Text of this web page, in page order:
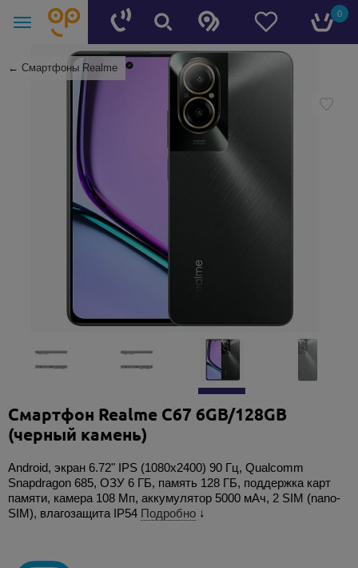
0
← Смартфоны Realme
Смартфон Realme C67 6GB/128GB
(черный камень)
Android, экран 6.72" IPS (1080x2400) 90 Гц, Qualcomm
Snapdragon 685, ОЗУ 6 ГБ, память 128 ГБ, поддержка карт
памяти, камера 108 Мп, аккумулятор 5000 мАч, 2 SIM (nano-
SIM), влагозащита IP54 Подробно ↓